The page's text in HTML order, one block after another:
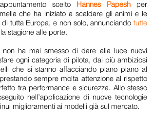
scelto
Hannes Papesh per
che ha iniziato a scaldare gli animi e le
tutta Europa, e non solo, annunciando tutte
stagione alle porte.
non ha mai smesso di dare alla luce nuovi
ogni categoria di pilota, dai più ambiziosi
che si stanno affacciando piano piano al
sempre molta attenzione al rispetto
tra performance e sicurezza. Allo stesso
nell’applicazione di nuove tecnologie
miglioramenti ai modelli già sul mercato.